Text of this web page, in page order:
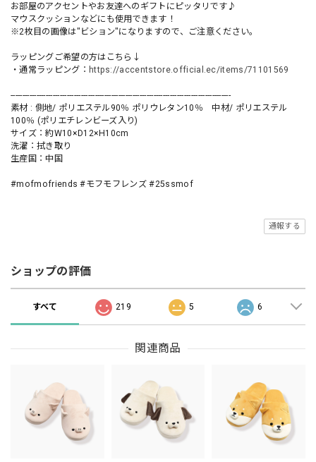
お部屋のアクセントやお友達へのギフトにピッタリです♪
マウスクッションなどにも使用できます！
※2枚目の画像は"ビション"になりますので、ご注意ください。
ラッピングご希望の方はこちら↓
・通常ラッピング： https://accentstore.official.ec/items/71101569
----------------------------------------------------------------------------------------------
素材 : 側地/ ポリエステル90％ ポリウレタン10％ 中材/ ポリエステル
100％ (ポリエチレンビーズ入り)
サイズ：約W10×D12×H10cm
洗濯：拭き取り
生産国：中国
#mofmofriends #モフモフレンズ #25ssmof
通報する
ショップの評価
すべて 219 5 6
関連商品